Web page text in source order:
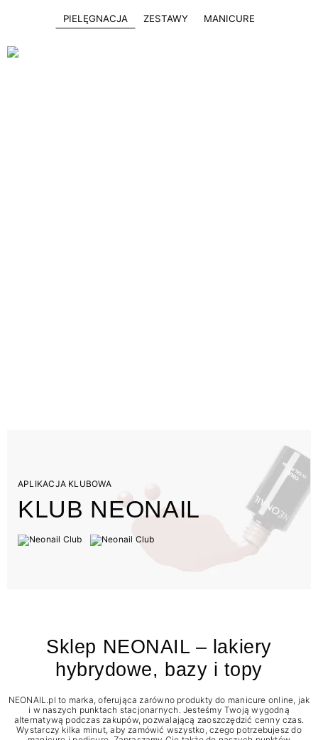
PIELĘGNACJA ZESTAWY MANICURE
APLIKACJA KLUBOWA
KLUB NEONAIL
Sklep NEONAIL – lakiery
hybrydowe, bazy i topy
NEONAIL.pl to marka, oferująca zarówno produkty do manicure online, jak
i w naszych punktach stacjonarnych. Jesteśmy Twoją wygodną
alternatywą podczas zakupów, pozwalającą zaoszczędzić cenny czas.
Wystarczy kilka minut, aby zamówić wszystko, czego potrzebujesz do